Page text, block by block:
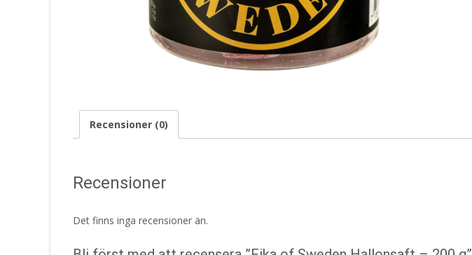
Recensioner (0)
Recensioner
Det finns inga recensioner än.